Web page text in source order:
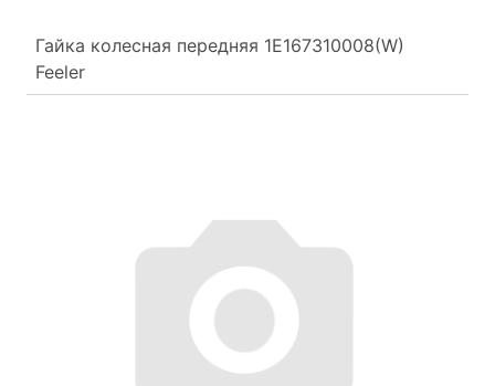
Гайка колесная передняя 1E167310008(W)
Feeler